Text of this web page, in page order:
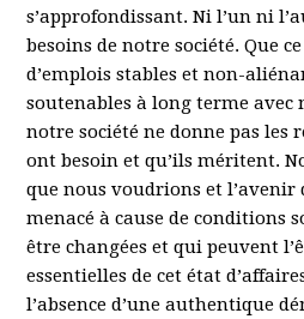
s’approfondissant. Ni l’un ni
besoins de notre société. Que
d’emplois stables et non-
soutenables à long terme
notre société ne donne pas les
ont besoin et qu’ils méritent.
que nous voudrions et l’avenir
menacé à cause de conditions
être changées et qui peuvent
essentielles de cet état
l’absence d’une authentique